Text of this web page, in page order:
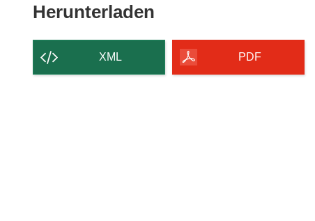
Herunterladen
Seite
XML PDF